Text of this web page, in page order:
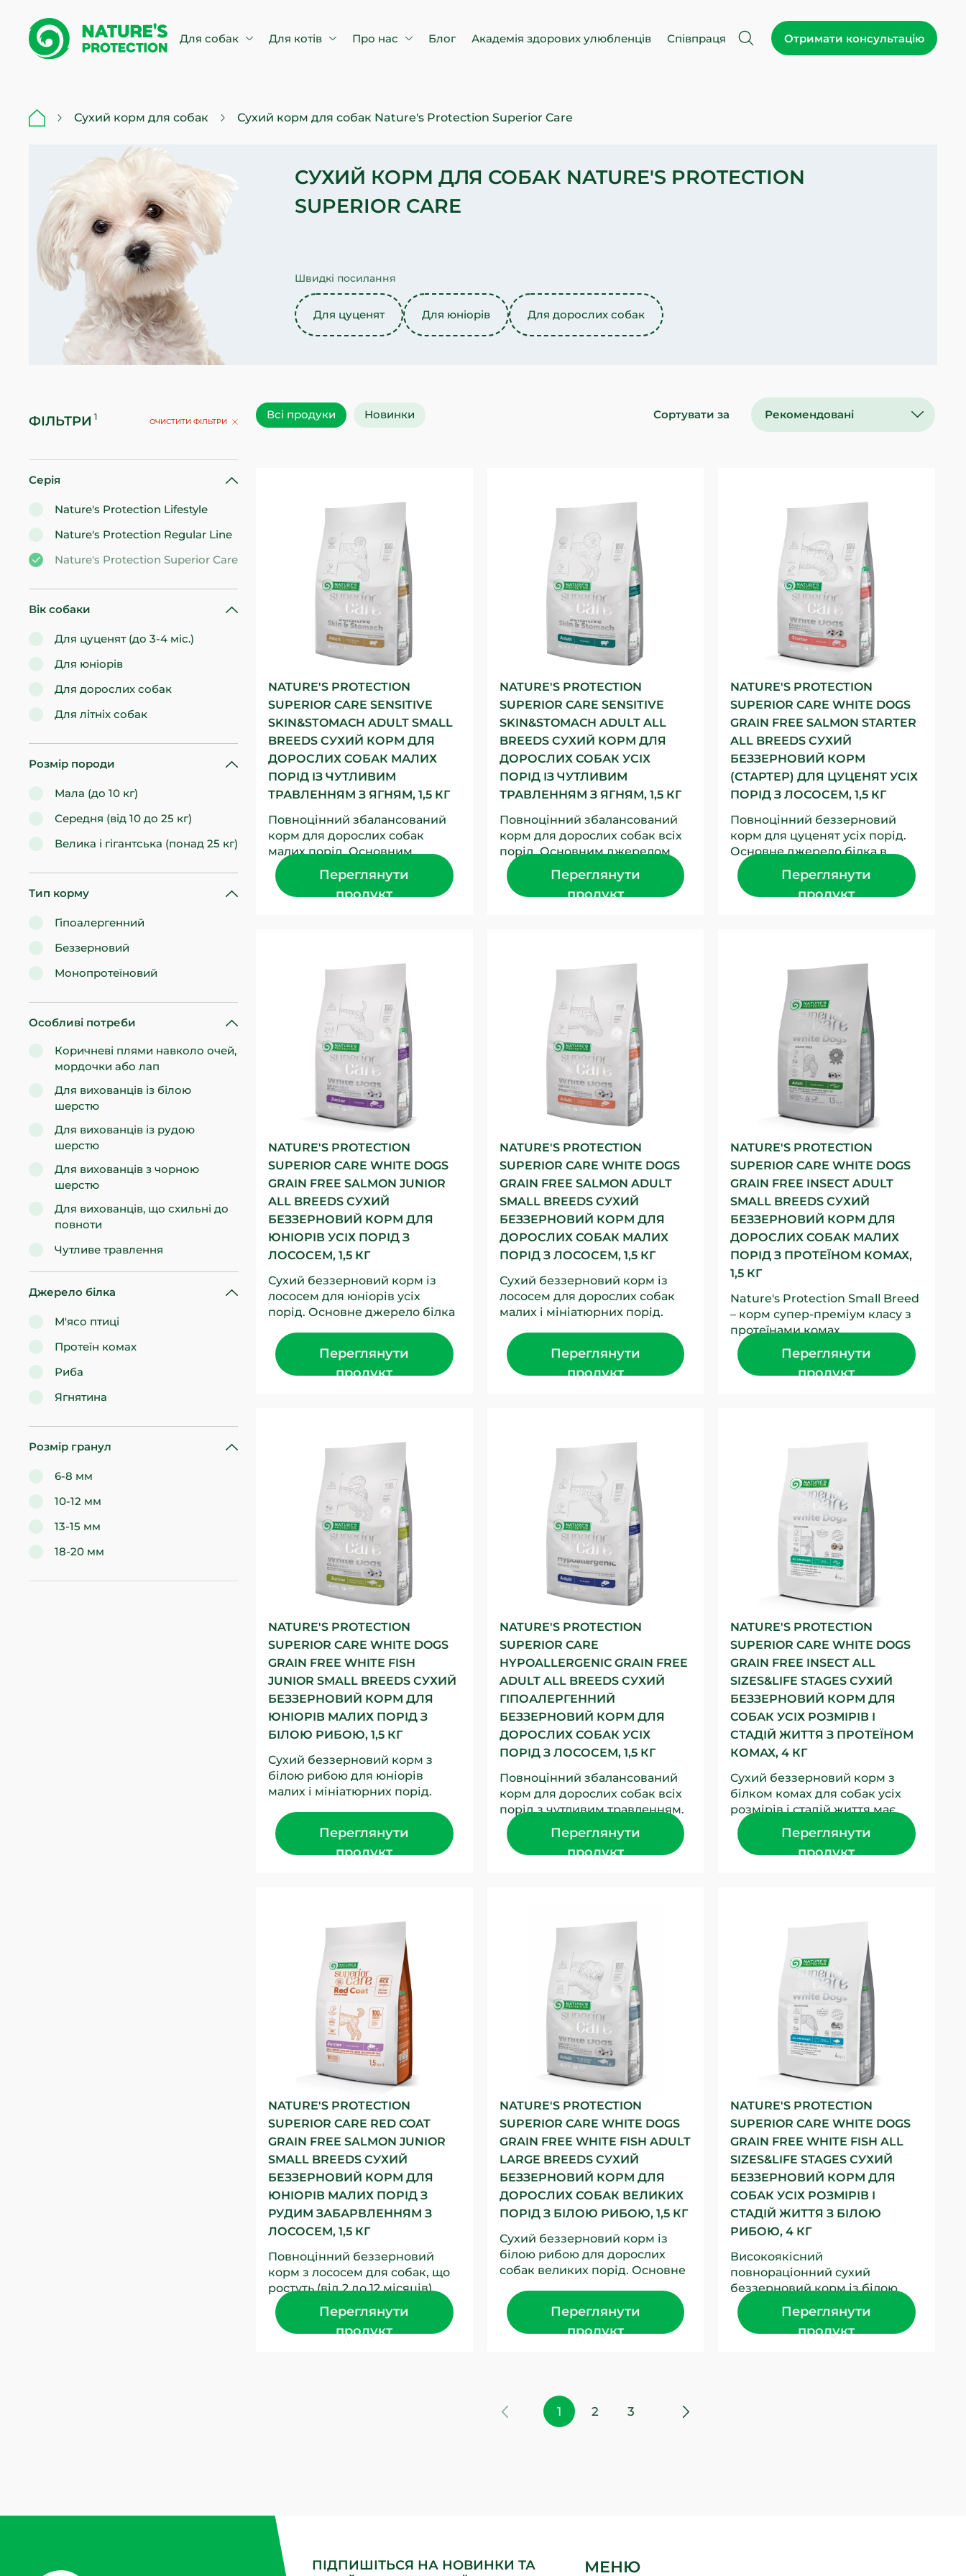
Для собак Для котів Про нас Блог Академія здорових улюбленців Співпраця Отримати консультацію
Сухий корм для собак Сухий корм для собак Nature's Protection Superior Care
СУХИЙ КОРМ ДЛЯ СОБАК NATURE'S PROTECTION
SUPERIOR CARE
Швидкі посилання
Для цуценят Для юніорів Для дорослих собак
ФІЛЬТРИ ОЧИСТИТИ ФІЛЬТРИ
Серія
Nature's Protection Lifestyle
Nature's Protection Regular Line
Nature's Protection Superior Care
Вік собаки
Для цуценят (до 3-4 міс.)
Для юніорів
Для дорослих собак
Для літніх собак
Розмір породи
Мала (до 10 кг)
Середня (від 10 до 25 кг)
Велика і гігантська (понад 25 кг)
Тип корму
Гіпоалергенний
Беззерновий
Монопротеїновий
Особливі потреби
Коричневі плями навколо очей,
мордочки або лап
Для вихованців із білою
шерстю
Для вихованців із рудою
шерстю
Для вихованців з чорною
шерстю
Для вихованців, що схильні до
повноти
Чутливе травлення
Джерело білка
М'ясо птиці
Протеїн комах
Риба
Ягнятина
Розмір гранул
6-8 мм
10-12 мм
13-15 мм
18-20 мм
Всі продуки Новинки Сортувати за Рекомендовані
NATURE'S PROTECTION
SUPERIOR CARE SENSITIVE
SKIN&STOMACH ADULT SMALL
BREEDS СУХИЙ КОРМ ДЛЯ
ДОРОСЛИХ СОБАК МАЛИХ
ПОРІД ІЗ ЧУТЛИВИМ
ТРАВЛЕННЯМ З ЯГНЯМ, 1,5 КГ
Повноцінний збалансований
корм для дорослих собак
малих порід. Основним
джерелом білка в цьому
повнораціонному сухому
кормі для...
Переглянути
продукт
NATURE'S PROTECTION
SUPERIOR CARE SENSITIVE
SKIN&STOMACH ADULT ALL
BREEDS СУХИЙ КОРМ ДЛЯ
ДОРОСЛИХ СОБАК УСІХ
ПОРІД ІЗ ЧУТЛИВИМ
ТРАВЛЕННЯМ З ЯГНЯМ, 1,5 КГ
Повноцінний збалансований
корм для дорослих собак всіх
порід. Основним джерелом
білка в цьому
повнораціонному сухому
кормі для...
Переглянути
продукт
NATURE'S PROTECTION
SUPERIOR CARE WHITE DOGS
GRAIN FREE SALMON STARTER
ALL BREEDS СУХИЙ
БЕЗЗЕРНОВИЙ КОРМ
(СТАРТЕР) ДЛЯ ЦУЦЕНЯТ УСІХ
ПОРІД З ЛОСОСЕМ, 1,5 КГ
Повноцінний беззерновий
корм для цуценят усіх порід.
Основне джерело білка в
цьому повноцінному сухому
кормі для цуценят –...
Переглянути
продукт
NATURE'S PROTECTION
SUPERIOR CARE WHITE DOGS
GRAIN FREE SALMON JUNIOR
ALL BREEDS СУХИЙ
БЕЗЗЕРНОВИЙ КОРМ ДЛЯ
ЮНІОРІВ УСІХ ПОРІД З
ЛОСОСЕМ, 1,5 КГ
Сухий беззерновий корм із
лососем для юніорів усіх
порід. Основне джерело білка
кормі для юніорів –...
Переглянути
продукт
NATURE'S PROTECTION
SUPERIOR CARE WHITE DOGS
GRAIN FREE SALMON ADULT
SMALL BREEDS СУХИЙ
БЕЗЗЕРНОВИЙ КОРМ ДЛЯ
ДОРОСЛИХ СОБАК МАЛИХ
ПОРІД З ЛОСОСЕМ, 1,5 КГ
Сухий беззерновий корм із
лососем для дорослих собак
малих і мініатюрних порід.
цьому повноцінному сухому...
Переглянути
продукт
NATURE'S PROTECTION
SUPERIOR CARE WHITE DOGS
GRAIN FREE INSECT ADULT
SMALL BREEDS СУХИЙ
БЕЗЗЕРНОВИЙ КОРМ ДЛЯ
ДОРОСЛИХ СОБАК МАЛИХ
ПОРІД З ПРОТЕЇНОМ КОМАХ,
1,5 КГ
Nature's Protection Small Breed
– корм супер-преміум класу з
протеїнами комах,
розроблений спеціально для
дорослих собак малих та...
Переглянути
продукт
NATURE'S PROTECTION
SUPERIOR CARE WHITE DOGS
GRAIN FREE WHITE FISH
JUNIOR SMALL BREEDS СУХИЙ
БЕЗЗЕРНОВИЙ КОРМ ДЛЯ
ЮНІОРІВ МАЛИХ ПОРІД З
БІЛОЮ РИБОЮ, 1,5 КГ
Сухий беззерновий корм з
білою рибою для юніорів
малих і мініатюрних порід.
цьому повноцінному сухому...
Переглянути
продукт
NATURE'S PROTECTION
SUPERIOR CARE
HYPOALLERGENIC GRAIN FREE
ADULT ALL BREEDS СУХИЙ
ГІПОАЛЕРГЕННИЙ
БЕЗЗЕРНОВИЙ КОРМ ДЛЯ
ДОРОСЛИХ СОБАК УСІХ
ПОРІД З ЛОСОСЕМ, 1,5 КГ
Повноцінний збалансований
корм для дорослих собак всіх
порід з чутливим травленням.
Основним джерелом білка є
лосось – відмінне...
Переглянути
продукт
NATURE'S PROTECTION
SUPERIOR CARE WHITE DOGS
GRAIN FREE INSECT ALL
SIZES&LIFE STAGES СУХИЙ
БЕЗЗЕРНОВИЙ КОРМ ДЛЯ
СОБАК УСІХ РОЗМІРІВ І
СТАДІЙ ЖИТТЯ З ПРОТЕЇНОМ
КОМАХ, 4 КГ
Сухий беззерновий корм з
білком комах для собак усіх
розмірів і стадій життя має
збалансований склад з
джерелом білка та сировини...
Переглянути
продукт
NATURE'S PROTECTION
SUPERIOR CARE RED COAT
GRAIN FREE SALMON JUNIOR
SMALL BREEDS СУХИЙ
БЕЗЗЕРНОВИЙ КОРМ ДЛЯ
ЮНІОРІВ МАЛИХ ПОРІД З
РУДИМ ЗАБАРВЛЕННЯМ З
ЛОСОСЕМ, 1,5 КГ
Повноцінний беззерновий
корм з лососем для собак, що
ростуть (від 2 до 12 місяців)
малих порід з рудим
забарвленням шерсті....
Переглянути
продукт
NATURE'S PROTECTION
SUPERIOR CARE WHITE DOGS
GRAIN FREE WHITE FISH ADULT
LARGE BREEDS СУХИЙ
БЕЗЗЕРНОВИЙ КОРМ ДЛЯ
ДОРОСЛИХ СОБАК ВЕЛИКИХ
ПОРІД З БІЛОЮ РИБОЮ, 1,5 КГ
Сухий беззерновий корм із
білою рибою для дорослих
собак великих порід. Основне
біла риба....
Переглянути
продукт
NATURE'S PROTECTION
SUPERIOR CARE WHITE DOGS
GRAIN FREE WHITE FISH ALL
SIZES&LIFE STAGES СУХИЙ
БЕЗЗЕРНОВИЙ КОРМ ДЛЯ
СОБАК УСІХ РОЗМІРІВ І
СТАДІЙ ЖИТТЯ З БІЛОЮ
РИБОЮ, 4 КГ
Високоякісний
повнораціонний сухий
беззерновий корм із білою
рибою для собак усіх розмірів
і на всіх етапах життя.
Основне...
Переглянути
продукт
1 2 3
ПІДПИШІТЬСЯ НА НОВИНКИ ТА
МЕНЮ